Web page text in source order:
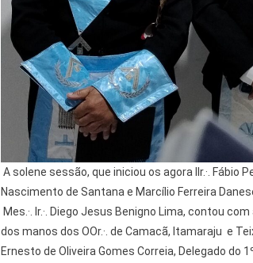
A solene sessão, que iniciou os agora IIr.·. Fábio
Nascimento de Santana e Marcílio Ferreira
Mes.·. Ir.·. Diego Jesus Benigno Lima, contou
dos manos dos OOr.·. de Camacã, Itamaraju e
Ernesto de Oliveira Gomes Correia, Delegado do 1º